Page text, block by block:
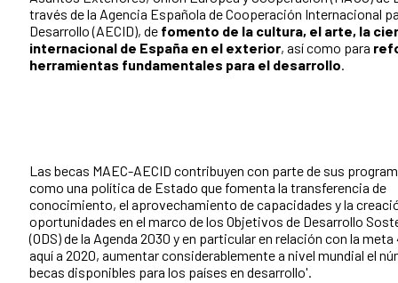
través de la Agencia Española de Cooperación Internacional
Desarrollo (AECID), de fomento de la cultura, el arte, la
internacional de España en el exterior, así como para
herramientas fundamentales para el desarrollo.
Las becas MAEC-AECID contribuyen con parte de sus
como una política de Estado que fomenta la transferencia de
conocimiento, el aprovechamiento de capacidades y la
oportunidades en el marco de los Objetivos de Desarrollo
(ODS) de la Agenda 2030 y en particular en relación con la meta
aquí a 2020, aumentar considerablemente a nivel mundial el
becas disponibles para los países en desarrollo'.